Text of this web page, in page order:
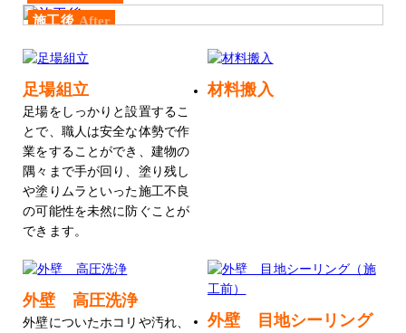
施工後 After
足場組立
足場をしっかりと設置するこ
とで、職人は安全な体勢で作
業をすることができ、建物の
隅々まで手が回り、塗り残し
や塗りムラといった施工不良
の可能性を未然に防ぐことが
できます。
材料搬入
外壁 高圧洗浄
外壁についたホコリや汚れ、
外壁 目地シーリング